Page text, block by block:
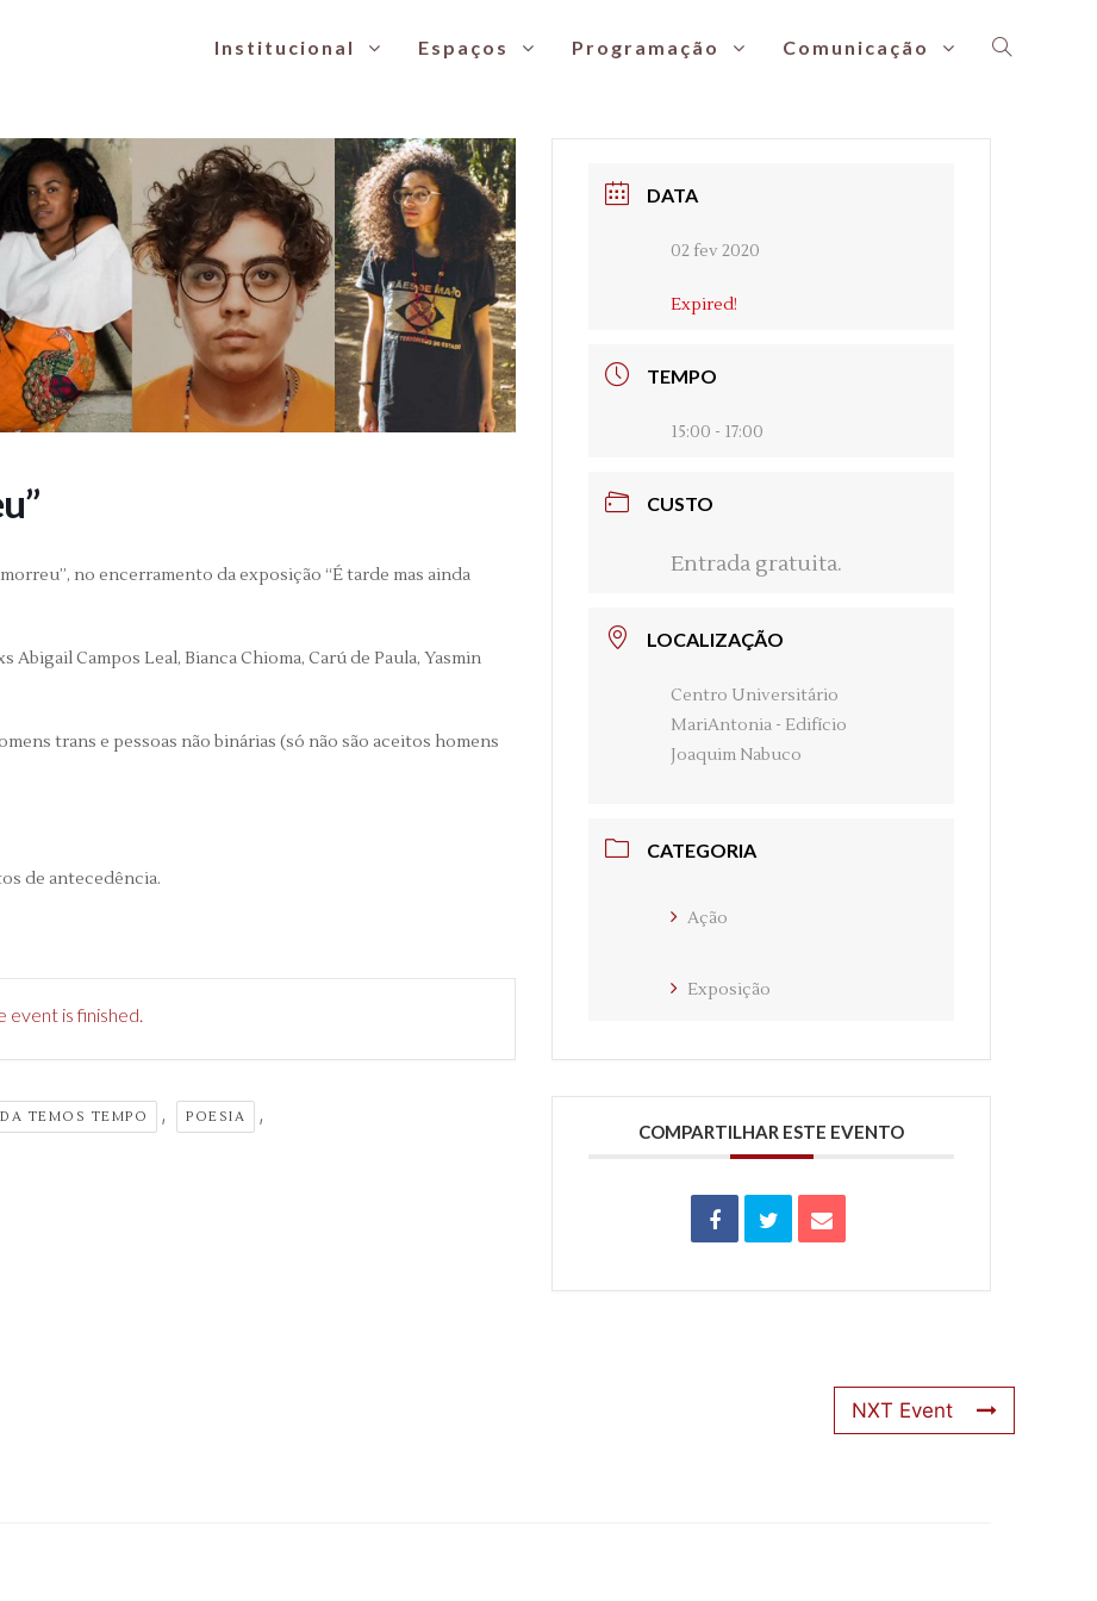
Institucional Espaços Programação Comunicação
no encerramento da exposição “É tarde mas ainda
Campos Leal, Bianca Chioma, Carú de Paula, Yasmin
trans e pessoas não binárias (só não são aceitos homens
de antecedência.
event is finished.
TEMOS TEMPO , POESIA ,
DATA
02 fev 2020
Expired!
TEMPO
15:00 - 17:00
CUSTO
Entrada gratuita.
LOCALIZAÇÃO
Centro Universitário
MariAntonia - Edifício
Joaquim Nabuco
CATEGORIA
Ação
Exposição
COMPARTILHAR ESTE EVENTO
NXT Event